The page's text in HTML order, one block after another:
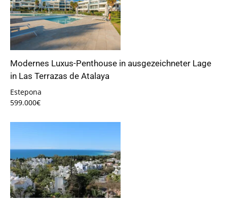
Modernes Luxus-Penthouse in ausgezeichneter Lage
in Las Terrazas de Atalaya
Estepona
599.000€